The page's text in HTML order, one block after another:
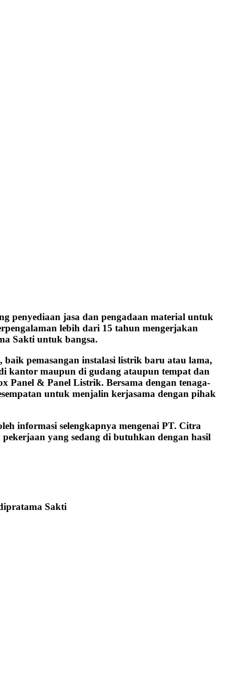
penyediaan jasa dan pengadaan material untuk
lebih dari 15 tahun mengerjakan
Sakti untuk bangsa.
pemasangan instalasi listrik baru atau lama,
kantor maupun di gudang ataupun tempat dan
Panel & Panel Listrik. Bersama dengan tenaga-
untuk menjalin kerjasama dengan pihak
informasi selengkapnya mengenai PT. Citra
yang sedang di butuhkan dengan hasil
Sakti